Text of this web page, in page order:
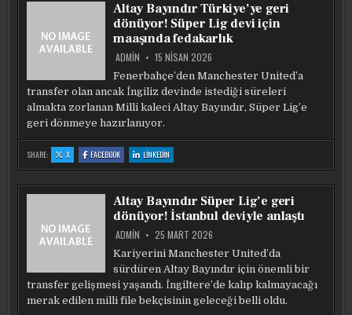
Altay Bayındır Türkiye’ye geri
dönüyor! Süper Lig devi için
maaşında fedakarlık
ADMIN 15 NISAN 2026
Fenerbahçe’den Manchester United’a
transfer olan ancak İngiliz devinde istediği süreleri
almakta zorlanan Milli kaleci Altay Bayındır, Süper Lig’e
geri dönmeye hazırlanıyor.
SHARE: X:
ALTAY
BAYINDIR
GERI
DÖNÜYOR!
IÇIN
MAAŞINDA
FEDAKARLIK
FACEBOOK:
ALTAY
BAYINDIR
GERI
SÜPER
LIG
DEVI
MAAŞINDA
FEDAKARLIK
LINKEDIN
ALTAY
BAYINDIR
GERI
SÜPER
LIG
DEVI
MAAŞINDA
FEDAKARLIK
Altay Bayındır Süper Lig’e geri
dönüyor! İstanbul deviyle anlaştı
ADMIN 25 MART 2026
Kariyerini Manchester United’da
sürdüren Altay Bayındır için önemli bir
transfer gelişmesi yaşandı. İngiltere’de kalıp kalmayacağı
merak edilen milli file bekçisinin geleceği belli oldu.